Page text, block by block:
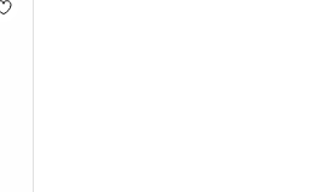
Ajouter à la liste de souhaits Milky